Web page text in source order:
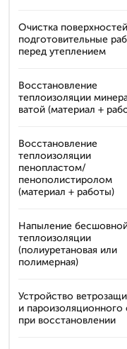
Очистка
подготовительные
перед утеплением
Восстановление
теплоизоляции
ватой (материал +
Восстановление
теплоизоляции
пенопластом/
пенополистиролом
(материал + работы)
Напыление
теплоизоляции
(полиуретановая или
полимерная)
Устройство
и пароизоляционного
при восстановлении